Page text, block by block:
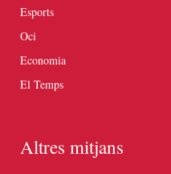
Esports
Oci
Economia
El Temps
Altres mitjans